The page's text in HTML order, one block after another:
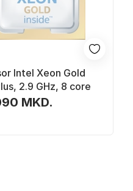
Intel Xeon Gold
2.9 GHz, 8 core
MKD.